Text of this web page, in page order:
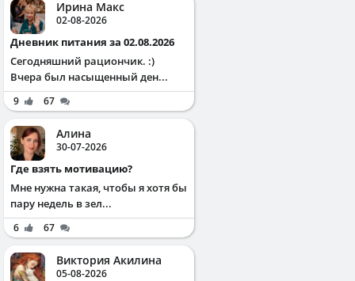
Ирина Макс
02-08-2026
Дневник питания за 02.08.2026
Сегодняшний рациончик. :)
Вчера был насыщенный ден...
9 67
Алина
30-07-2026
Где взять мотивацию?
Мне нужна такая, чтобы я хотя бы
пару недель в зел...
6 67
Виктория Акилина
05-08-2026